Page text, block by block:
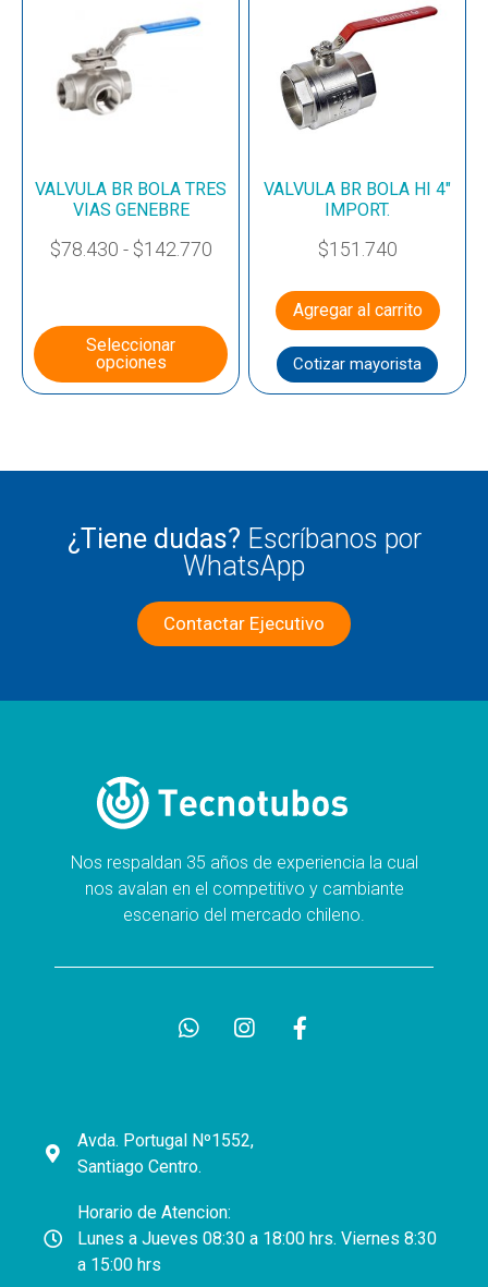
VALVULA BR BOLA TRES
VIAS GENEBRE
$78.430 - $142.770
Seleccionar
opciones
VALVULA BR BOLA HI 4″
IMPORT.
$151.740
Agregar al carrito
Cotizar mayorista
¿Tiene dudas? Escríbanos por
WhatsApp
Contactar Ejecutivo
Nos respaldan 35 años de experiencia la cual
nos avalan en el competitivo y cambiante
escenario del mercado chileno.
Avda. Portugal Nº1552,
Santiago Centro.
Horario de Atencion:
Lunes a Jueves 08:30 a 18:00 hrs. Viernes 8:30
a 15:00 hrs